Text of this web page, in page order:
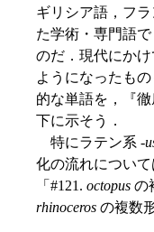
ギリシア語，フ
た学術・専門語
のだ．現代にか
ようになったも
的な単語を，『
下に示そう．
特にラテン系 -
化の流れについて
「#121. octopus の
rhinoceros の複数